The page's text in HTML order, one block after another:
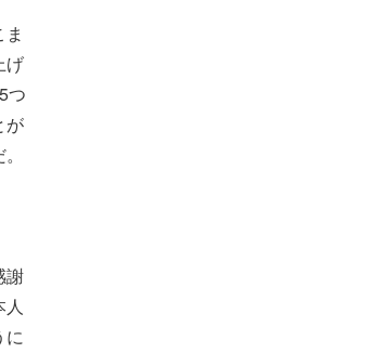
げ
つ
が
謝
人
に